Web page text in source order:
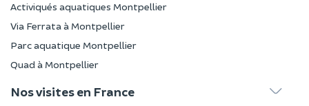
Activiqués aquatiques Montpellier
Via Ferrata à Montpellier
Parc aquatique Montpellier
Quad à Montpellier
Nos visites en France